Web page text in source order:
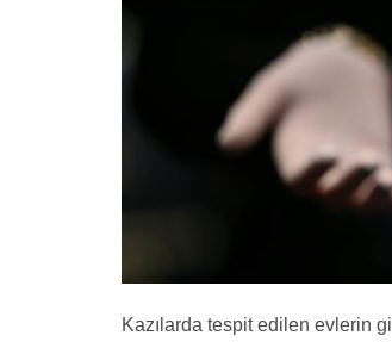
Kazılarda tespit edilen evlerin